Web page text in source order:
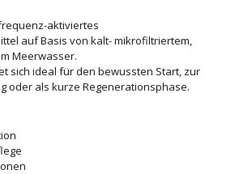
aktiviertes
auf Basis von kalt- mikrofiltriertem,
Meerwasser.
sich ideal für den bewussten Start, zur
oder als kurze Regenerationsphase.